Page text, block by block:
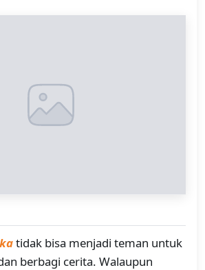
tidak bisa menjadi teman untuk
berbagi cerita. Walaupun